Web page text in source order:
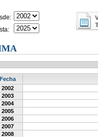
Fecha
2002
2003
2004
2005
2006
2007
2008